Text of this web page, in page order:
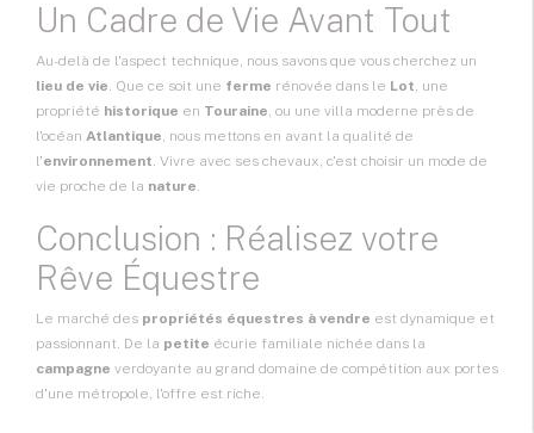
Un Cadre de Vie Avant Tout
Au-delà de l'aspect technique, nous savons que vous cherchez un
lieu de vie. Que ce soit une ferme rénovée dans le Lot, une
propriété historique en Touraine, ou une villa moderne près de
l'océan Atlantique, nous mettons en avant la qualité de
l'environnement. Vivre avec ses chevaux, c'est choisir un mode de
vie proche de la nature.
Conclusion : Réalisez votre
Rêve Équestre
Le marché des propriétés équestres à vendre est dynamique et
passionnant. De la petite écurie familiale nichée dans la
campagne verdoyante au grand domaine de compétition aux portes
d'une métropole, l'offre est riche.